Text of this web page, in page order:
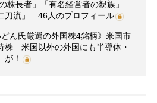
株長者」「有名経営者の親族」
刀流」…46人のプロフィール
どん氏厳選の外国株4銘柄》米国市
株 米国以外の外国にも半導体・
が！